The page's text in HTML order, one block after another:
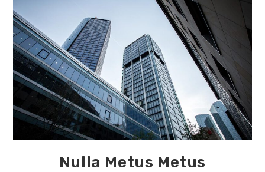
Nulla Metus Metus